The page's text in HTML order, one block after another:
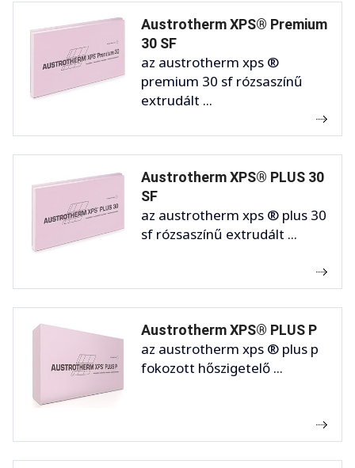
Austrotherm XPS® Premium
30 SF
az austrotherm xps ®
premium 30 sf rózsaszínű
extrudált ...
Austrotherm XPS® PLUS 30
SF
az austrotherm xps ® plus 30
sf rózsaszínű extrudált ...
Austrotherm XPS® PLUS P
az austrotherm xps ® plus p
fokozott hőszigetelő ...